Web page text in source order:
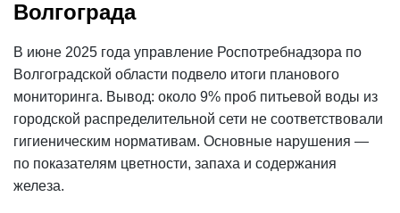
Волгограда
В июне 2025 года управление Роспотребнадзора по
Волгоградской области подвело итоги планового
мониторинга. Вывод: около 9% проб питьевой воды из
городской распределительной сети не соответствовали
гигиеническим нормативам. Основные нарушения —
по показателям цветности, запаха и содержания
железа.